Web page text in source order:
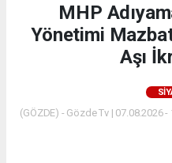
MHP
Yönetimi
Aşı
(GÖZDE) - Gözde Tv | 07.08.2026